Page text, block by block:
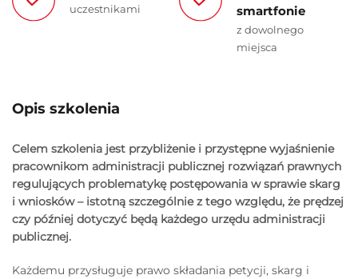
uczestnikami
smartfonie
z dowolnego
miejsca
Opis szkolenia
Celem szkolenia jest przybliżenie i przystępne wyjaśnienie
pracownikom administracji publicznej rozwiązań prawnych
regulujących problematykę postępowania w sprawie skarg
i wniosków – istotną szczególnie z tego względu, że prędzej
czy później dotyczyć będą każdego urzędu administracji
publicznej.
Każdemu przysługuje prawo składania petycji, skarg i